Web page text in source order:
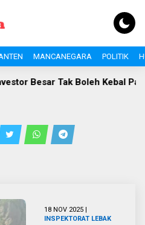
MANCANEGARA POLITIK
Besar Tak Boleh Kebal Pajak
18 NOV 2025 |
INSPEKTORAT LEBAK